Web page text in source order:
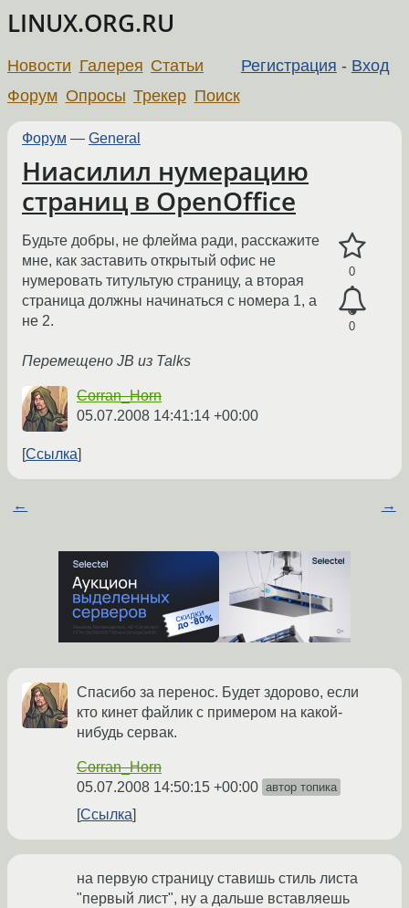
LINUX.ORG.RU
Регистрация - Вход
Новости Галерея Статьи
Форум Опросы Трекер Поиск
Форум — General
Ниасилил нумерацию
страниц в OpenOffice
0
0
Будьте добры, не флейма ради, расскажите
мне, как заставить открытый офис не
нумеровать титультую страницу, а вторая
страница должны начинаться с номера 1, а
не 2.
Перемещено JB из Talks
Corran_Horn
05.07.2008 14:41:14 +00:00
Ссылка
← →
Спасибо за перенос. Будет здорово, если
кто кинет файлик с примером на какой-
нибудь сервак.
Corran_Horn
05.07.2008 14:50:15 +00:00 автор топика
Ссылка
на первую страницу ставишь стиль листа
"первый лист", ну а дальше вставляешь